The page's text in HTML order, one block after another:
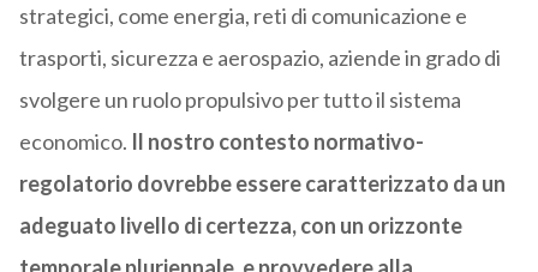
strategici, come energia, reti di comunicazione e
trasporti, sicurezza e aerospazio, aziende in grado di
svolgere un ruolo propulsivo per tutto il sistema
economico. Il nostro contesto normativo-
regolatorio dovrebbe essere caratterizzato da un
adeguato livello di certezza, con un orizzonte